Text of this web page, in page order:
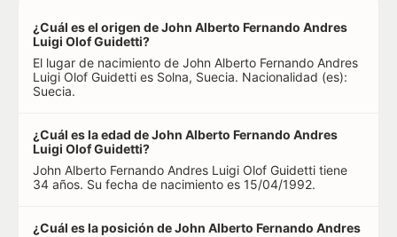
¿Cuál es el origen de John Alberto Fernando Andres
Luigi Olof Guidetti?
El lugar de nacimiento de John Alberto Fernando Andres
Luigi Olof Guidetti es Solna, Suecia. Nacionalidad (es):
Suecia.
¿Cuál es la edad de John Alberto Fernando Andres
Luigi Olof Guidetti?
John Alberto Fernando Andres Luigi Olof Guidetti tiene
34 años. Su fecha de nacimiento es 15/04/1992.
¿Cuál es la posición de John Alberto Fernando Andres